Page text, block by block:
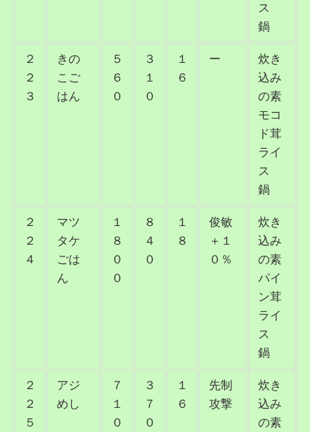
ス
鍋
２
２
３
きの
こご
はん
５
６
０
３
１
０
１
６
ー
炊き
込み
の素
モコ
ド茸
ライ
ス
鍋
２
２
４
マツ
タケ
ごは
ん
１
８
０
０
８
４
０
１
８
俊敏
＋１
０％
炊き
込み
の素
パイ
ン茸
ライ
ス
鍋
２
２
５
アジ
めし
７
１
０
３
７
０
１
６
先制
攻撃
炊き
込み
の素